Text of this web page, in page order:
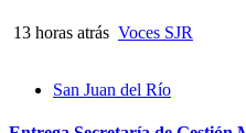
13 horas atrás Voces SJR
San Juan del Río